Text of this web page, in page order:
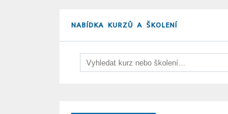
NABÍDKA KURZŮ A ŠKOLENÍ